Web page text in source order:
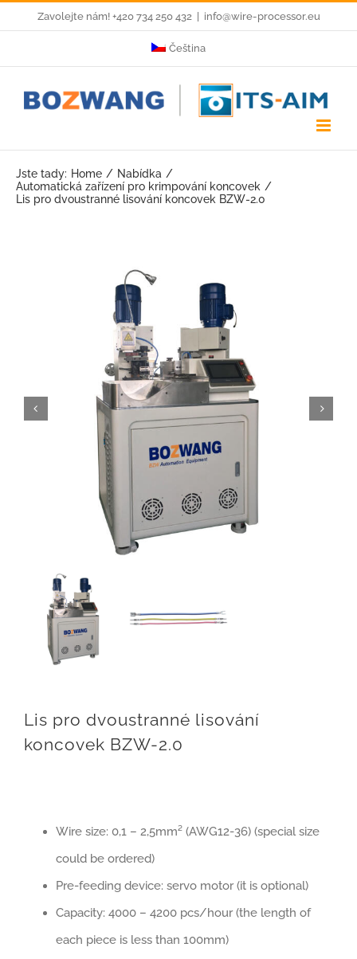
content
Zavolejte nám! +420 734 250 432 info@wire-processor.eu
Čeština
Jste tady: Home
Nabídka
Automatická zařízení pro krimpování koncovek
Lis pro dvoustranné lisování koncovek BZW-2.0
Lis pro dvoustranné lisování
koncovek BZW-2.0
Wire size: 0,1 – 2,5mm² (AWG12-36) (special size
could be ordered)
Pre-feeding device: servo motor (it is optional)
Capacity: 4000 – 4200 pcs/hour (the length of
each piece is less than 100mm)